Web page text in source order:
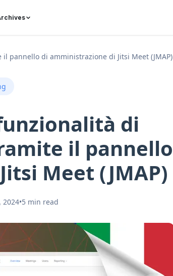
pannello di amministrazione di Jitsi Meet (JMAP)
di
il pannello
Meet (JMAP)
2024•5 min read